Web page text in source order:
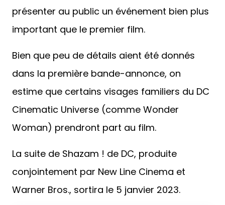
présenter au public un événement bien plus
important que le premier film.
Bien que peu de détails aient été donnés
dans la première bande-annonce, on
estime que certains visages familiers du DC
Cinematic Universe (comme Wonder
Woman) prendront part au film.
La suite de Shazam ! de DC, produite
conjointement par New Line Cinema et
Warner Bros., sortira le 5 janvier 2023.